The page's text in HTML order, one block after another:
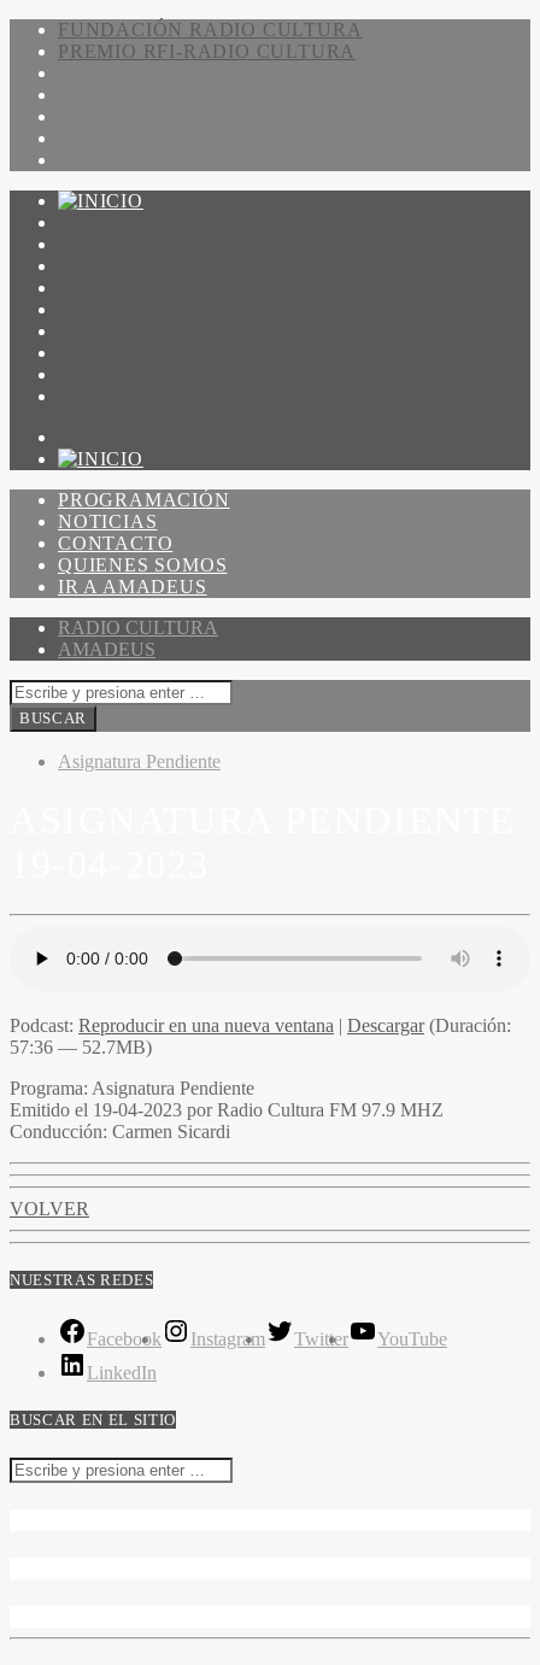
FUNDACIÓN RADIO CULTURA
PREMIO RFI-RADIO CULTURA
PROGRAMACIÓN
NOTICIAS
CONTACTO
QUIENES SOMOS
IR A AMADEUS
RADIO CULTURA
AMADEUS
Asignatura Pendiente
Podcast: Reproducir en una nueva ventana | Descargar(Duración:
57:36 — 52.7MB)
Programa: Asignatura Pendiente
Emitido el 19-04-2023 por Radio Cultura FM 97.9 MHZ
Conducción: Carmen Sicardi
VOLVER
NUESTRAS REDES
Facebook Instagram Twitter
YouTube
LinkedIn
BUSCAR EN EL SITIO